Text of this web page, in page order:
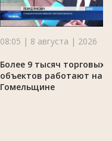
08:05 | 8 августа | 2026
Более 9 тысяч торговых
объектов работают на
Гомельщине